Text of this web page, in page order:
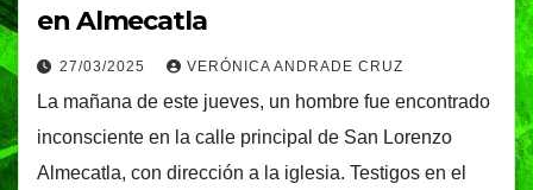
en Almecatla
27/03/2025 VERÓNICA ANDRADE CRUZ
La mañana de este jueves, un hombre fue encontrado
inconsciente en la calle principal de San Lorenzo
Almecatla, con dirección a la iglesia. Testigos en el